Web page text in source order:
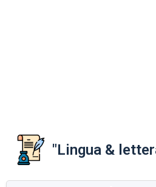
"Lingua &